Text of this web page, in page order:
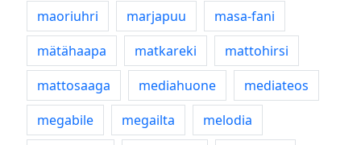
maoriuhri
marjapuu
masa-fani
mätähaapa
matkareki
mattohirsi
mattosaaga
mediahuone
mediateos
megabile
megailta
melodia